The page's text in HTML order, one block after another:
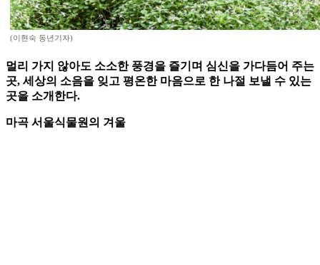
(이현숙 동년기자)
멀리 가지 않아도 소소한 풍경을 즐기며 심신을 가다듬어 주는
곳, 세상의 소음을 잊고 평온한 마음으로 한 나절 보낼 수 있는
곳을 소개한다.
마곡 서울식물원의 겨울